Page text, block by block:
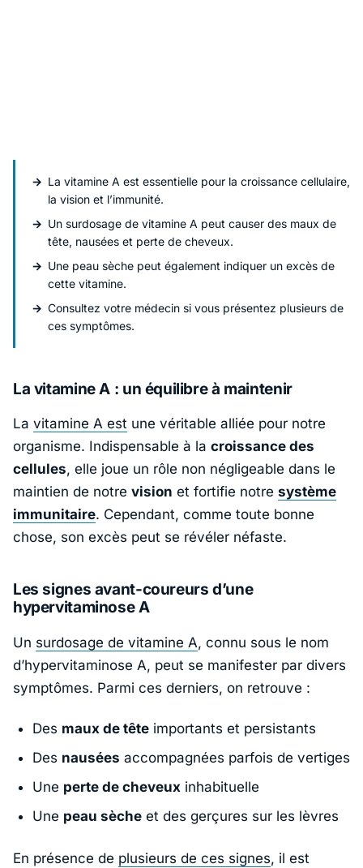
La vitamine A est essentielle pour la croissance cellulaire,
la vision et l’immunité.
Un surdosage de vitamine A peut causer des maux de
tête, nausées et perte de cheveux.
Une peau sèche peut également indiquer un excès de
cette vitamine.
Consultez votre médecin si vous présentez plusieurs de
ces symptômes.
La vitamine A : un équilibre à maintenir
La vitamine A est une véritable alliée pour notre
organisme. Indispensable à la croissance des
cellules, elle joue un rôle non négligeable dans le
maintien de notre vision et fortifie notre système
immunitaire. Cependant, comme toute bonne
chose, son excès peut se révéler néfaste.
Les signes avant-coureurs d’une
hypervitaminose A
Un surdosage de vitamine A, connu sous le nom
d’hypervitaminose A, peut se manifester par divers
symptômes. Parmi ces derniers, on retrouve :
Des maux de tête importants et persistants
Des nausées accompagnées parfois de vertiges
Une perte de cheveux inhabituelle
Une peau sèche et des gerçures sur les lèvres
En présence de plusieurs de ces signes, il est